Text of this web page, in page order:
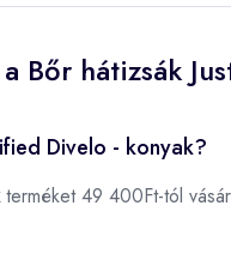
Bőr hátizsák
Divelo - konyak?
terméket 49 400Ft-tól